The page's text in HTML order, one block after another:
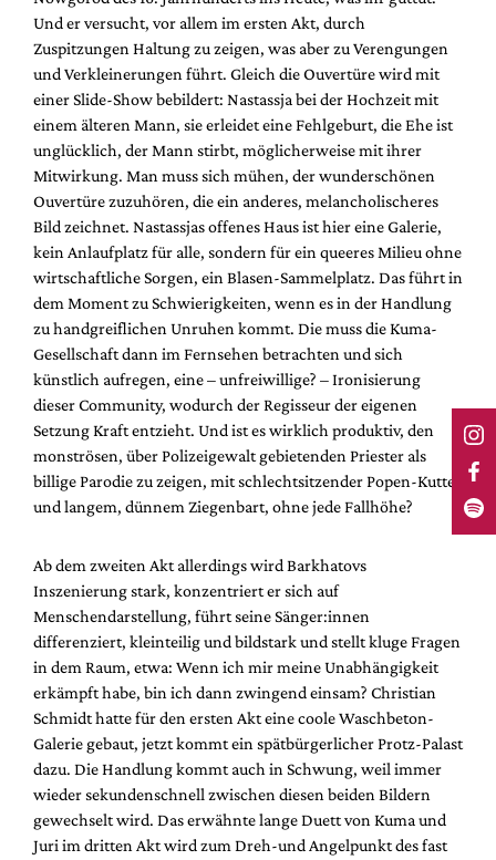
Und er versucht, vor allem im ersten Akt, durch
Zuspitzungen Haltung zu zeigen, was aber zu Verengungen
und Verkleinerungen führt. Gleich die Ouvertüre wird mit
einer Slide-Show bebildert: Nastassja bei der Hochzeit mit
einem älteren Mann, sie erleidet eine Fehlgeburt, die Ehe ist
unglücklich, der Mann stirbt, möglicherweise mit ihrer
Mitwirkung. Man muss sich mühen, der wunderschönen
Ouvertüre zuzuhören, die ein anderes, melancholischeres
Bild zeichnet. Nastassjas offenes Haus ist hier eine Galerie,
kein Anlaufplatz für alle, sondern für ein queeres Milieu ohne
wirtschaftliche Sorgen, ein Blasen-Sammelplatz. Das führt in
dem Moment zu Schwierigkeiten, wenn es in der Handlung
zu handgreiflichen Unruhen kommt. Die muss die Kuma-
Gesellschaft dann im Fernsehen betrachten und sich
künstlich aufregen, eine – unfreiwillige? – Ironisierung
dieser Community, wodurch der Regisseur der eigenen
Setzung Kraft entzieht. Und ist es wirklich produktiv, den
monströsen, über Polizeigewalt gebietenden Priester als
billige Parodie zu zeigen, mit schlechtsitzender Popen-Kutte
und langem, dünnem Ziegenbart, ohne jede Fallhöhe?
Ab dem zweiten Akt allerdings wird Barkhatovs
Inszenierung stark, konzentriert er sich auf
Menschendarstellung, führt seine Sänger:innen
differenziert, kleinteilig und bildstark und stellt kluge Fragen
in dem Raum, etwa: Wenn ich mir meine Unabhängigkeit
erkämpft habe, bin ich dann zwingend einsam? Christian
Schmidt hatte für den ersten Akt eine coole Waschbeton-
Galerie gebaut, jetzt kommt ein spätbürgerlicher Protz-Palast
dazu. Die Handlung kommt auch in Schwung, weil immer
wieder sekundenschnell zwischen diesen beiden Bildern
gewechselt wird. Das erwähnte lange Duett von Kuma und
Juri im dritten Akt wird zum Dreh-und Angelpunkt des fast